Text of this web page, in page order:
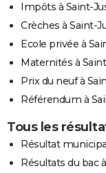
Impôts à Saint-
Crèches à Saint-
Ecole privée à
Maternités à
Prix du neuf à
Référendum à
Tous les
Résultat
Résultats du bac